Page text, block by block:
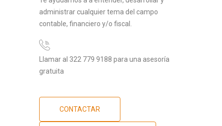
administrar cualquier tema del campo
contable, financiero y/o fiscal.
Llamar al 322 779 9188 para una asesoría
gratuita
CONTACTAR